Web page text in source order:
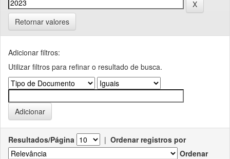
Retornar valores
Adicionar filtros:
Utilizar filtros para refinar o resultado de busca.
Resultados/Página | Ordenar registros por
Ordenar